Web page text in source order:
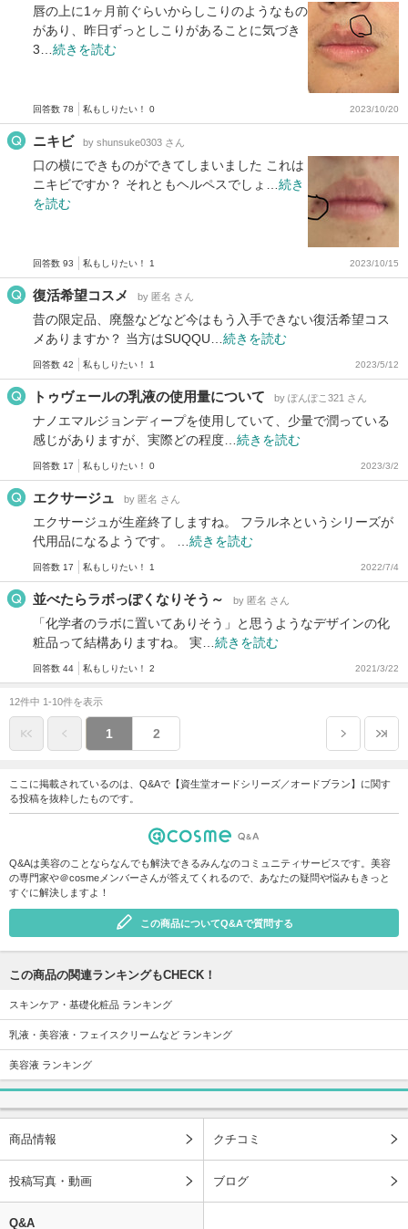
唇の上に1ヶ月前ぐらいからしこりのようなもの
があり、昨日ずっとしこりがあることに気づき
3… 続きを読む
回答数 78 私もしりたい！ 0 2023/10/20
ニキビ by shunsuke0303 さん
口の横にできものができてしまいました これは
ニキビですか？ それともヘルペスでしょ… 続き
を読む
回答数 93 私もしりたい！ 1 2023/10/15
復活希望コスメ by 匿名 さん
昔の限定品、廃盤などなど今はもう入手できない復活希望コス
メありますか？ 当方はSUQQU… 続きを読む
回答数 42 私もしりたい！ 1 2023/5/12
トゥヴェールの乳液の使用量について by ぽんぽこ321 さん
ナノエマルジョンディープを使用していて、少量で潤っている
感じがありますが、実際どの程度… 続きを読む
回答数 17 私もしりたい！ 0 2023/3/2
エクサージュ by 匿名 さん
エクサージュが生産終了しますね。 フラルネというシリーズが
代用品になるようです。 … 続きを読む
回答数 17 私もしりたい！ 1 2022/7/4
並べたらラボっぽくなりそう～ by 匿名 さん
「化学者のラボに置いてありそう」と思うようなデザインの化
粧品って結構ありますね。 実… 続きを読む
回答数 44 私もしりたい！ 2 2021/3/22
12件中 1-10件を表示
1 2
ここに掲載されているのは、Q&Aで【資生堂オードシリーズ／オードブラン】に関す
る投稿を抜粋したものです。
Q&Aは美容のことならなんでも解決できるみんなのコミュニティサービスです。美容
の専門家や＠cosmeメンバーさんが答えてくれるので、あなたの疑問や悩みもきっと
すぐに解決しますよ！
この商品についてQ&Aで質問する
この商品の関連ランキングもCHECK！
スキンケア・基礎化粧品 ランキング
乳液・美容液・フェイスクリームなど ランキング
美容液 ランキング
商品情報 クチコミ
投稿写真・動画 ブログ
Q&A